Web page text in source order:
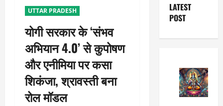
UTTAR PRADESH
योगी सरकार के ‘संभव
अभियान 4.0’ से कुपोषण
और एनीमिया पर कसा
शिकंजा, श्रावस्ती बना
रोल मॉडल
LATEST
POST